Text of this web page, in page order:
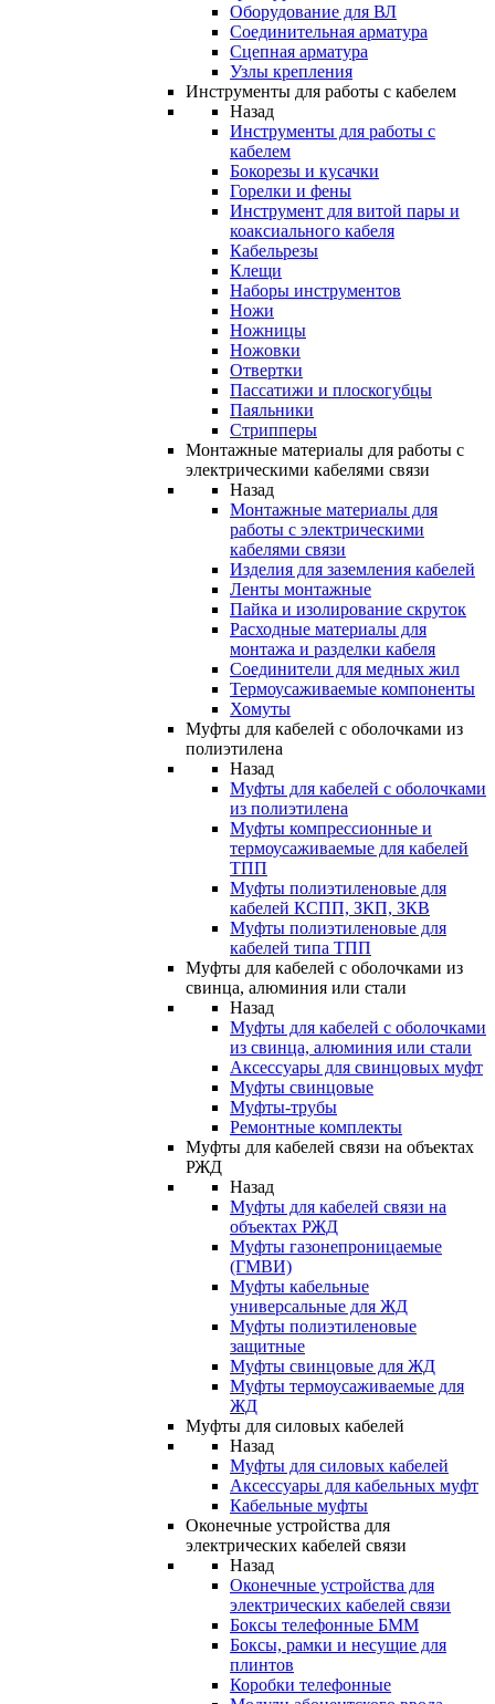
Оборудование для ВЛ
Соединительная арматура
Сцепная арматура
Узлы крепления
Инструменты для работы с кабелем
Назад
Инструменты для работы с
кабелем
Бокорезы и кусачки
Горелки и фены
Инструмент для витой пары и
коаксиального кабеля
Кабельрезы
Клещи
Наборы инструментов
Ножи
Ножницы
Ножовки
Отвертки
Пассатижи и плоскогубцы
Паяльники
Стрипперы
Монтажные материалы для работы с
электрическими кабелями связи
Назад
Монтажные материалы для
работы с электрическими
кабелями связи
Изделия для заземления кабелей
Ленты монтажные
Пайка и изолирование скруток
Расходные материалы для
монтажа и разделки кабеля
Соединители для медных жил
Термоусаживаемые компоненты
Хомуты
Муфты для кабелей с оболочками из
полиэтилена
Назад
Муфты для кабелей с оболочками
из полиэтилена
Муфты компрессионные и
термоусаживаемые для кабелей
ТПП
Муфты полиэтиленовые для
кабелей КСПП, ЗКП, ЗКВ
Муфты полиэтиленовые для
кабелей типа ТПП
Муфты для кабелей с оболочками из
свинца, алюминия или стали
Назад
Муфты для кабелей с оболочками
из свинца, алюминия или стали
Аксессуары для свинцовых муфт
Муфты свинцовые
Муфты-трубы
Ремонтные комплекты
Муфты для кабелей связи на объектах
РЖД
Назад
Муфты для кабелей связи на
объектах РЖД
Муфты газонепроницаемые
(ГМВИ)
Муфты кабельные
универсальные для ЖД
Муфты полиэтиленовые
защитные
Муфты свинцовые для ЖД
Муфты термоусаживаемые для
ЖД
Муфты для силовых кабелей
Назад
Муфты для силовых кабелей
Аксессуары для кабельных муфт
Кабельные муфты
Оконечные устройства для
электрических кабелей связи
Назад
Оконечные устройства для
электрических кабелей связи
Боксы телефонные БММ
Боксы, рамки и несущие для
плинтов
Коробки телефонные